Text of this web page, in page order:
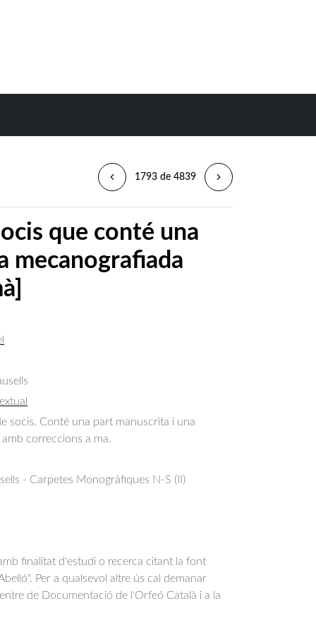
1793 de 4839
que conté una
mecanografiada
socis. Conté una part manuscrita i una
correccions a ma.
- Carpetes Monogràfiques N-S (II)
finalitat d'estudi o recerca citant la font
Per a qualsevol altre ús cal demanar
de Documentació de l'Orfeó Català i a la